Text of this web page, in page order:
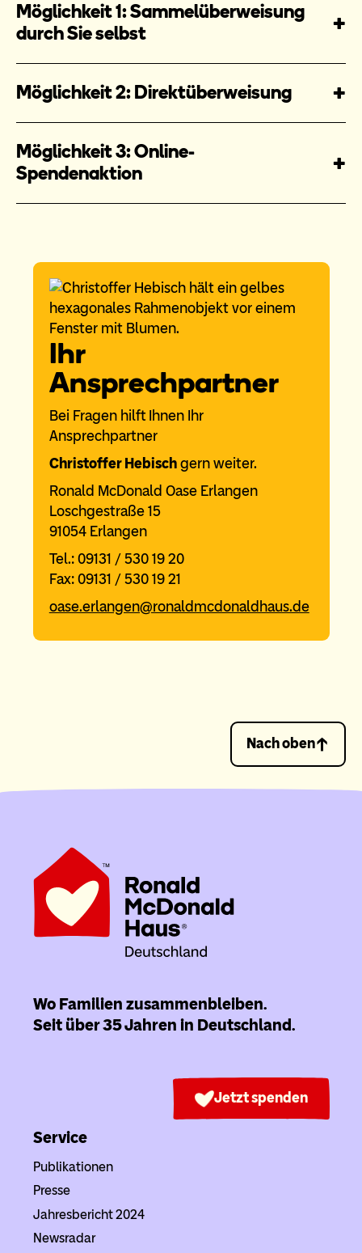
Möglichkeit 1: Sammelüberweisung
durch Sie selbst
Möglichkeit 2: Direktüberweisung
Möglichkeit 3: Online-
Spendenaktion
Ihr
Ansprechpartner
Bei Fragen hilft Ihnen Ihr
Ansprechpartner
Christoffer Hebischgern weiter.
Ronald McDonald Oase Erlangen
Loschgestraße 15
91054 Erlangen
Tel.: 09131 / 530 19 20
Fax: 09131 / 530 19 21
oase.erlangen@ronaldmcdonaldhaus.de
Nach oben
Wo Familien zusammenbleiben.
Seit über 35 Jahren in Deutschland.
Jetzt spenden
Service
Publikationen
Presse
Jahresbericht 2024
Newsradar